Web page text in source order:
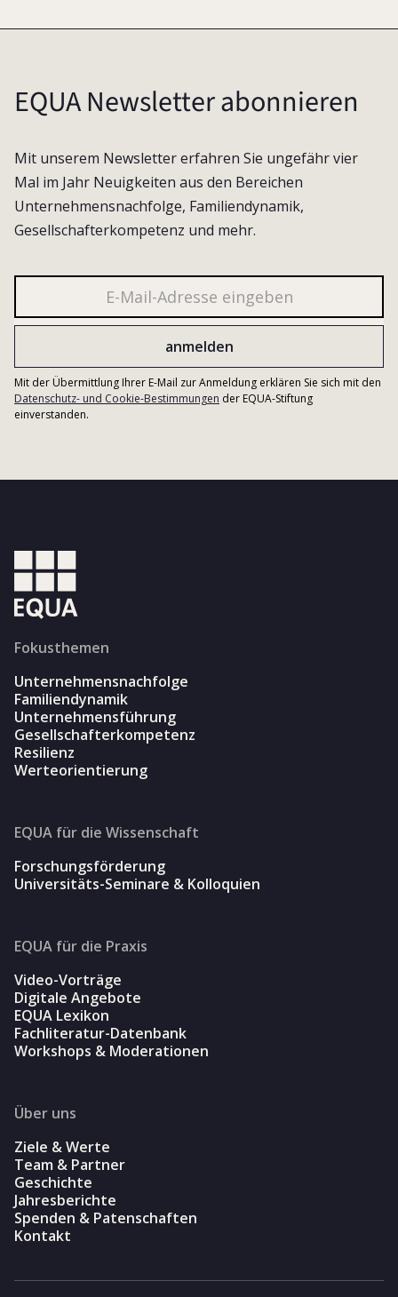
EQUA Newsletter abonnieren
Mit unserem Newsletter erfahren Sie ungefähr vier
Mal im Jahr Neuigkeiten aus den Bereichen
Unternehmensnachfolge, Familiendynamik,
Gesellschafterkompetenz und mehr.
Mit der Übermittlung Ihrer E-Mail zur Anmeldung erklären Sie sich mit den
Datenschutz- und Cookie-Bestimmungen der EQUA-Stiftung
einverstanden.
Fokusthemen
Unternehmensnachfolge
Familiendynamik
Unternehmensführung
Gesellschafterkompetenz
Resilienz
Werteorientierung
EQUA für die Wissenschaft
Forschungsförderung
Universitäts-Seminare & Kolloquien
EQUA für die Praxis
Video-Vorträge
Digitale Angebote
EQUA Lexikon
Fachliteratur-Datenbank
Workshops & Moderationen
Über uns
Ziele & Werte
Team & Partner
Geschichte
Jahresberichte
Spenden & Patenschaften
Kontakt